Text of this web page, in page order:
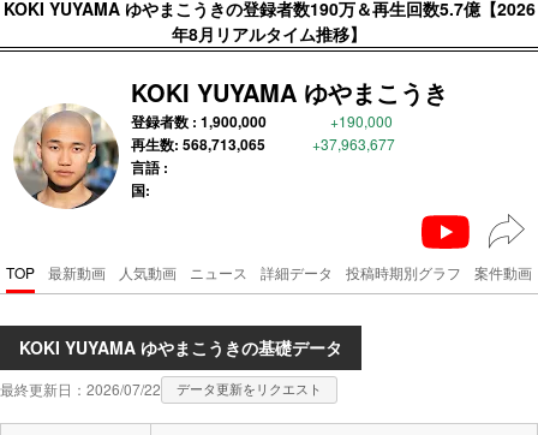
KOKI YUYAMA ゆやまこうきの登録者数190万＆再生回数5.7億【2026
年8月リアルタイム推移】
KOKI YUYAMA ゆやまこうき
登録者数 : 1,900,000 +190,000
再生数: 568,713,065 +37,963,677
言語 :
国:
TOP 最新動画 人気動画 ニュース 詳細データ 投稿時期別グラフ 案件動画
KOKI YUYAMA ゆやまこうきの基礎データ
最終更新日：2026/07/22 データ更新をリクエスト